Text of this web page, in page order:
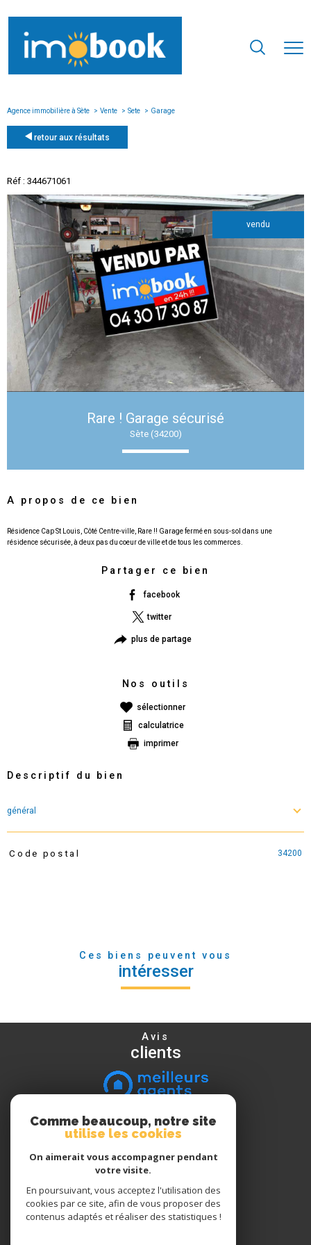
Agence immobilière à Sète Vente Sete Garage
retour aux résultats
Réf : 344671061
vendu
Rare ! Garage sécurisé
Sète (34200)
A propos de ce bien
Résidence Cap St Louis, Côté Centre-ville, Rare !! Garage fermé en sous-sol dans une
Partager ce bien
facebook
twitter
plus de partage
Nos outils
sélectionner
calculatrice
imprimer
Descriptif du bien
général
TRAD_PAMPERO_Caracteristique
Code postal 34200
Ces biens peuvent vous
intéresser
Avis
clients
Nous
suivre
Nous
adhérons
Comme beaucoup, notre site
utilise les cookies
On aimerait vous accompagner pendant
votre visite.
En poursuivant, vous acceptez l'utilisation des
cookies par ce site, afin de vous proposer des
contenus adaptés et réaliser des statistiques !